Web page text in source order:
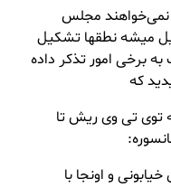
نمی‌خواهند مجلس
میشه نطقها تشکیل
برخی امور تذکر داده
که
توی تی وی ریش تا
و اونجا با